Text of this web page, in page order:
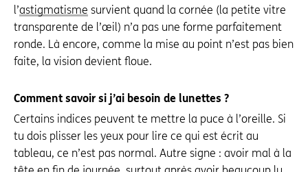
l’astigmatisme survient quand la cornée (la petite vitre
transparente de l’œil) n’a pas une forme parfaitement
ronde. Là encore, comme la mise au point n’est pas bien
faite, la vision devient floue.
Comment savoir si j’ai besoin de lunettes ?
Certains indices peuvent te mettre la puce à l’oreille. Si
tu dois plisser les yeux pour lire ce qui est écrit au
tableau, ce n’est pas normal. Autre signe : avoir mal à la